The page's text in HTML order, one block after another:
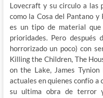
Lovecraft y su circulo a las
como la Cosa del Pantano y
es un tipo de material
prioridades. Pero después
horrorizado un poco) con
Killing the Children, The
on the Lake, James
actuales en quienes confío a
su ultima obra de terror